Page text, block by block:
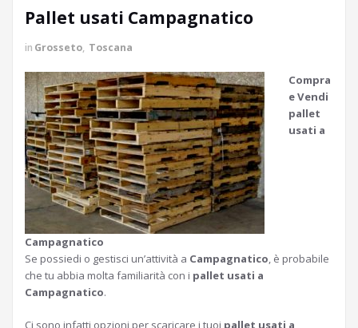
Pallet usati Campagnatico
in Grosseto, Toscana
Compra
e Vendi
pallet
usati a
Campagnatico
Se possiedi o gestisci un’attività a Campagnatico, è probabile
che tu abbia molta familiarità con i pallet usati a
Campagnatico.
Ci sono infatti opzioni per scaricare i tuoi pallet usati a